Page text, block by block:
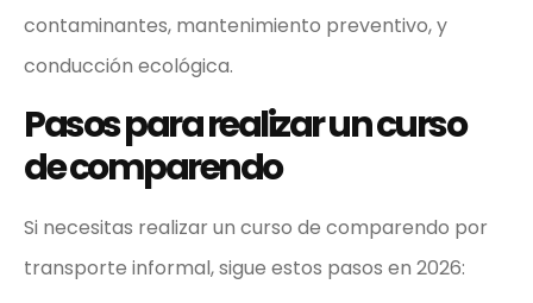
contaminantes, mantenimiento preventivo, y
conducción ecológica.
Pasos para realizar un curso
de comparendo
Si necesitas realizar un curso de comparendo por
transporte informal, sigue estos pasos en 2026: